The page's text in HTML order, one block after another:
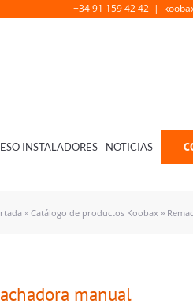
+34 91 159 42 42 |
INSTALADORES NOTICIAS
» Catálogo de productos Koobax »
manual